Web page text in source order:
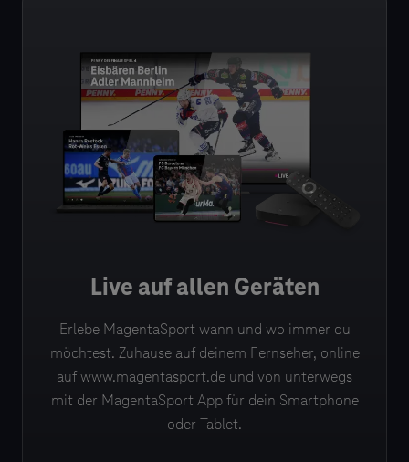
Live auf allen Geräten
Erlebe MagentaSport wann und wo immer du
möchtest. Zuhause auf deinem Fernseher, online
auf www.magentasport.de und von unterwegs
mit der MagentaSport App für dein Smartphone
oder Tablet.